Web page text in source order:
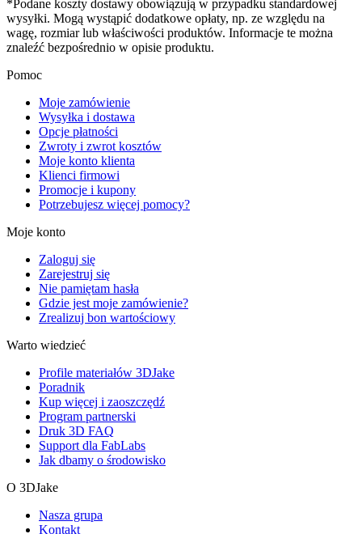
*Podane koszty dostawy obowiązują w przypadku standardowej
wysyłki. Mogą wystąpić dodatkowe opłaty, np. ze względu na
wagę, rozmiar lub właściwości produktów. Informacje te można
znaleźć bezpośrednio w opisie produktu.
Pomoc
Moje zamówienie
Wysyłka i dostawa
Opcje płatności
Zwroty i zwrot kosztów
Moje konto klienta
Klienci firmowi
Promocje i kupony
Potrzebujesz więcej pomocy?
Moje konto
Zaloguj się
Zarejestruj się
Nie pamiętam hasła
Gdzie jest moje zamówienie?
Zrealizuj bon wartościowy
Warto wiedzieć
Profile materiałów 3DJake
Poradnik
Kup więcej i zaoszczędź
Program partnerski
Druk 3D FAQ
Support dla FabLabs
Jak dbamy o środowisko
O 3DJake
Nasza grupa
Kontakt